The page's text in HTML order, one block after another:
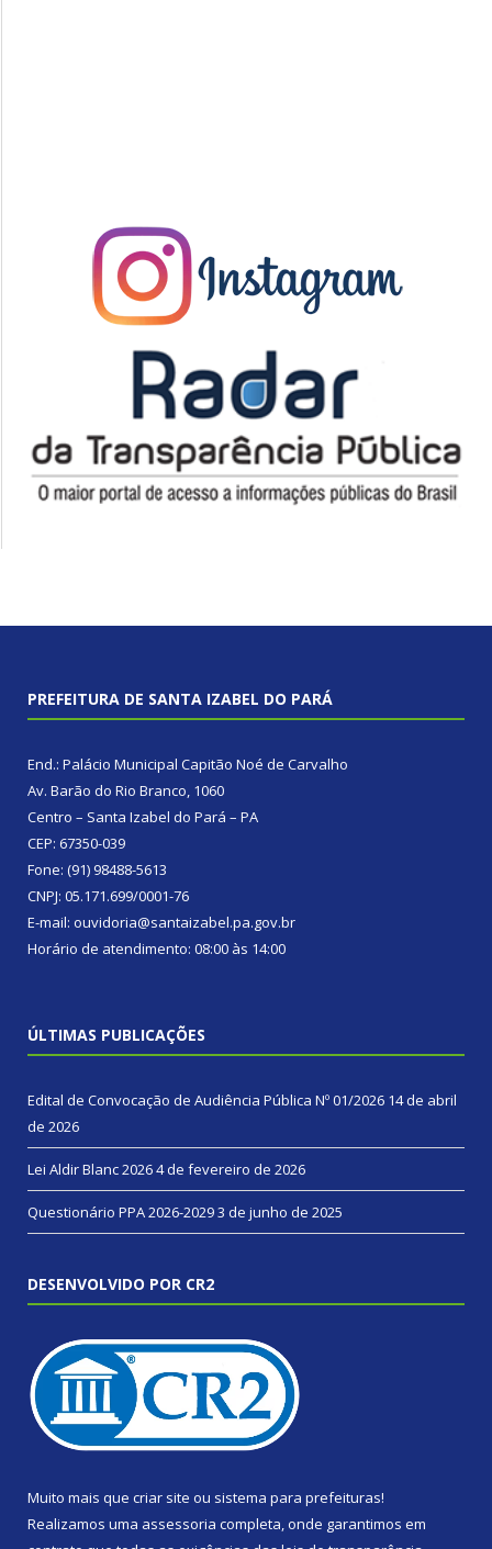
PREFEITURA DE SANTA IZABEL DO PARÁ
End.: Palácio Municipal Capitão Noé de Carvalho
Av. Barão do Rio Branco, 1060
Centro – Santa Izabel do Pará – PA
CEP: 67350-039
Fone: (91) 98488-5613
CNPJ: 05.171.699/0001-76
E-mail: ouvidoria@santaizabel.pa.gov.br
Horário de atendimento: 08:00 às 14:00
ÚLTIMAS PUBLICAÇÕES
Edital de Convocação de Audiência Pública Nº 01/2026 14 de abril
de 2026
Lei Aldir Blanc 20264 de fevereiro de 2026
Questionário PPA 2026-20293 de junho de 2025
DESENVOLVIDO POR CR2
Muito mais que criar site ou sistema para prefeituras!
Realizamos uma assessoria completa, onde garantimos em